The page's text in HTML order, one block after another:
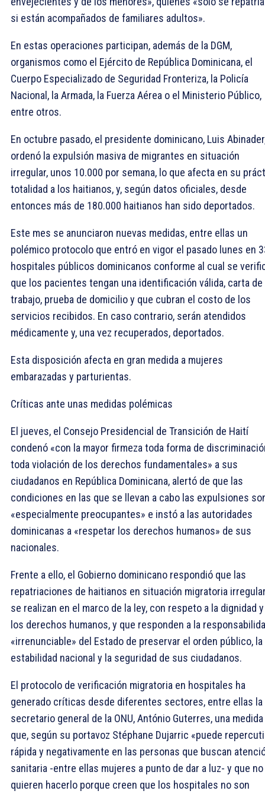
si están acompañados de familiares adultos».
En estas operaciones participan, además de la DGM,
organismos como el Ejército de República Dominicana, el
Cuerpo Especializado de Seguridad Fronteriza, la Policía
Nacional, la Armada, la Fuerza Aérea o el Ministerio Público,
entre otros.
En octubre pasado, el presidente dominicano, Luis
ordenó la expulsión masiva de migrantes en situación
irregular, unos 10.000 por semana, lo que afecta en su
totalidad a los haitianos, y, según datos oficiales, desde
entonces más de 180.000 haitianos han sido deportados.
Este mes se anunciaron nuevas medidas, entre ellas un
polémico protocolo que entró en vigor el pasado lunes en
hospitales públicos dominicanos conforme al cual se
que los pacientes tengan una identificación válida, carta de
trabajo, prueba de domicilio y que cubran el costo de los
servicios recibidos. En caso contrario, serán atendidos
médicamente y, una vez recuperados, deportados.
Esta disposición afecta en gran medida a mujeres
embarazadas y parturientas.
Críticas ante unas medidas polémicas
El jueves, el Consejo Presidencial de Transición de Haití
condenó «con la mayor firmeza toda forma de
toda violación de los derechos fundamentales» a sus
ciudadanos en República Dominicana, alertó de que las
condiciones en las que se llevan a cabo las expulsiones
«especialmente preocupantes» e instó a las autoridades
dominicanas a «respetar los derechos humanos» de sus
nacionales.
Frente a ello, el Gobierno dominicano respondió que las
repatriaciones de haitianos en situación migratoria
se realizan en el marco de la ley, con respeto a la dignidad y
los derechos humanos, y que responden a la
«irrenunciable» del Estado de preservar el orden público, la
estabilidad nacional y la seguridad de sus ciudadanos.
El protocolo de verificación migratoria en hospitales ha
generado críticas desde diferentes sectores, entre ellas la
secretario general de la ONU, António Guterres, una medida
que, según su portavoz Stéphane Dujarric «puede
rápida y negativamente en las personas que buscan
sanitaria -entre ellas mujeres a punto de dar a luz- y que no
quieren hacerlo porque creen que los hospitales no son